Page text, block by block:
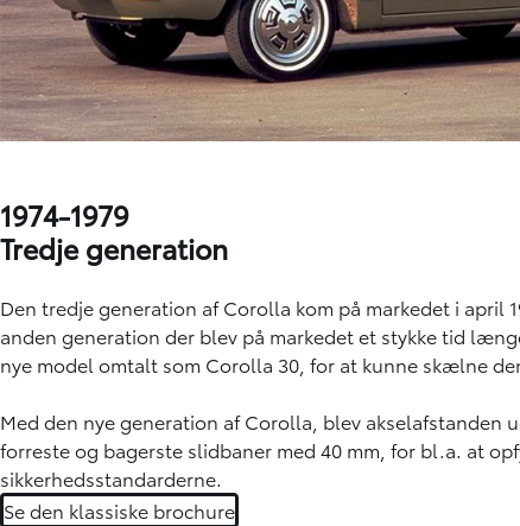
1974-1979
Tredje generation
Den tredje generation af Corolla kom på markedet i april
anden generation der blev på markedet et stykke tid
nye model omtalt som Corolla 30, for at kunne skælne
Med den nye generation af Corolla, blev akselafstanden
forreste og bagerste slidbaner med 40 mm, for bl.a. at
sikkerhedsstandarderne.
Se den klassiske brochure